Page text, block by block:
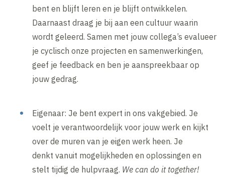
bent en blijft leren en je blijft ontwikkelen.
Daarnaast draag je bij aan een cultuur waarin
wordt geleerd. Samen met jouw collega’s evalueer
je cyclisch onze projecten en samenwerkingen,
geef je feedback en ben je aanspreekbaar op
jouw gedrag.
Eigenaar: Je bent expert in ons vakgebied. Je
voelt je verantwoordelijk voor jouw werk en kijkt
over de muren van je eigen werk heen. Je
denkt vanuit mogelijkheden en oplossingen en
stelt tijdig de hulpvraag. We can do it together!